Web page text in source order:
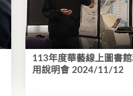
113年度華藝線上圖書館
用說明會 2024/11/12